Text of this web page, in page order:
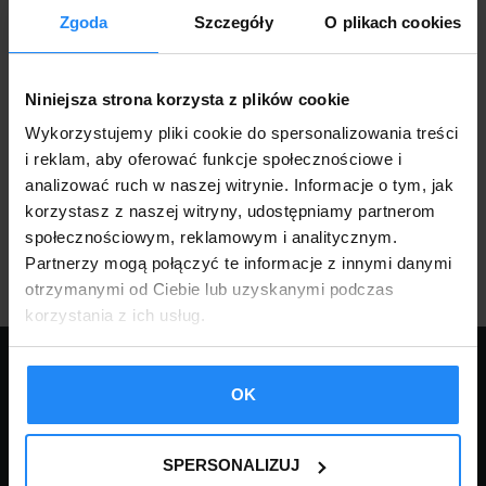
Zgoda Szczegóły O plikach cookies
Niniejsza strona korzysta z plików cookie
Wykorzystujemy pliki cookie do spersonalizowania treści
i reklam, aby oferować funkcje społecznościowe i
analizować ruch w naszej witrynie. Informacje o tym, jak
korzystasz z naszej witryny, udostępniamy partnerom
społecznościowym, reklamowym i analitycznym.
Partnerzy mogą połączyć te informacje z innymi danymi
otrzymanymi od Ciebie lub uzyskanymi podczas
korzystania z ich usług.
OK
SPERSONALIZUJ
FPHU ROBERT KURNIK
34-620 Krasne – Lasocice
KONTAKT:
tel.:18 332 16 81
mail:garaze@robstal.pl